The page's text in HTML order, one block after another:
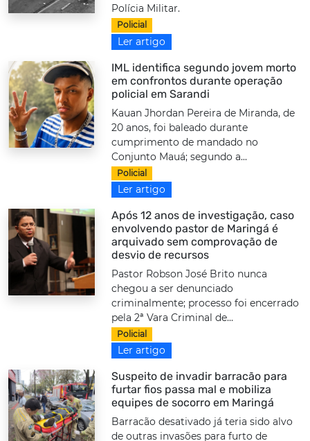
Polícia Militar.
Policial
Ler artigo
IML identifica segundo jovem morto
em confrontos durante operação
policial em Sarandi
Kauan Jhordan Pereira de Miranda, de
20 anos, foi baleado durante
cumprimento de mandado no
Conjunto Mauá; segundo a...
Policial
Ler artigo
Após 12 anos de investigação, caso
envolvendo pastor de Maringá é
arquivado sem comprovação de
desvio de recursos
Pastor Robson José Brito nunca
chegou a ser denunciado
criminalmente; processo foi encerrado
pela 2ª Vara Criminal de...
Policial
Ler artigo
Suspeito de invadir barracão para
furtar fios passa mal e mobiliza
equipes de socorro em Maringá
Barracão desativado já teria sido alvo
de outras invasões para furto de